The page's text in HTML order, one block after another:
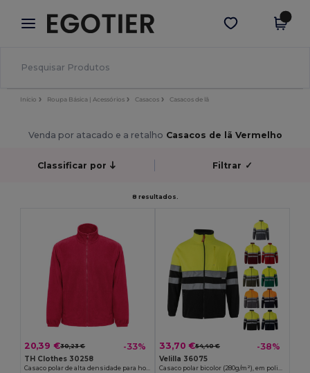
× App Egotier
Melhores preços na app!
Obter app
Início Roupa Básica | Acessórios Casacos Casacos de lã
Venda por atacado e a retalho Casacos de lã Vermelho
Classificar por Filtrar ✓
8 resultados.
20,39 €30,23 € -33%
TH Clothes 30258
Casaco polar de alta densidade para homem em poliéster
33,70 €54,40 € -38%
Velilla 36075
Casaco polar bicolor (280g/m²), em poliéster (100%)